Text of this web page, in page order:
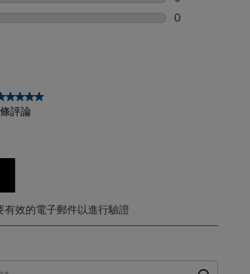
0 個評論帶有 2
0
評論
有效的電子郵件以進行驗證